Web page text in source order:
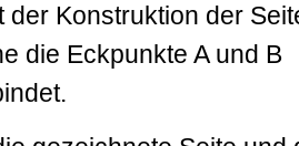
der Konstruktion der
die Eckpunkte A und B